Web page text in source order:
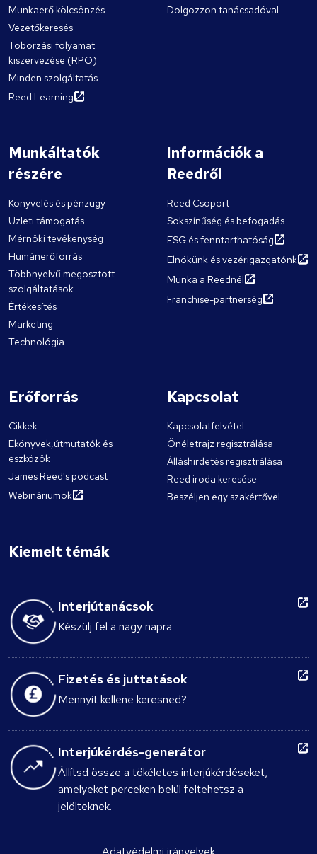
Munkaerő kölcsönzés
Vezetőkeresés
Toborzási folyamat
kiszervezése (RPO)
Minden szolgáltatás
Reed Learning
Dolgozzon tanácsadóval
Munkáltatók
részére
Könyvelés és pénzügy
Üzleti támogatás
Mérnöki tevékenység
Humánerőforrás
Többnyelvű megosztott
szolgáltatások
Értékesítés
Marketing
Technológia
Információk a
Reedről
Reed Csoport
Sokszínűség és befogadás
ESG és fenntarthatóság
Elnökünk és vezérigazgatónk
Munka a Reednél
Franchise-partnerség
Erőforrás
Cikkek
Ekönyvek,útmutatók és
eszközök
James Reed's podcast
Webináriumok
Kapcsolat
Kapcsolatfelvétel
Önéletrajz regisztrálása
Álláshirdetés regisztrálása
Reed iroda keresése
Beszéljen egy szakértővel
Kiemelt témák
Interjútanácsok
Készülj fel a nagy napra
Fizetés és juttatások
Mennyit kellene keresned?
Interjúkérdés-generátor
Állítsd össze a tökéletes interjúkérdéseket,
amelyeket perceken belül feltehetsz a
jelölteknek.